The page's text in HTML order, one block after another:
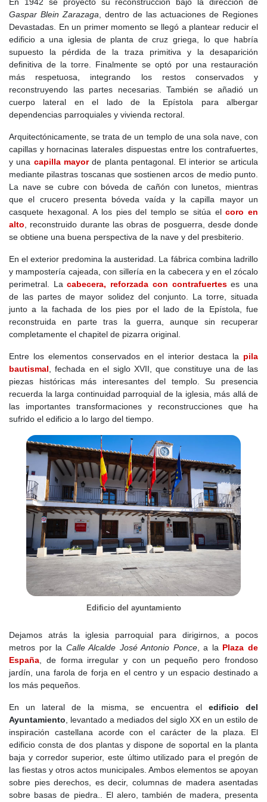
El castillo de Puñonrostro, construcción más emblemática del
municipio, se convirtió en el centro de poder señorial y en torno a
él se fue desarrollando el núcleo urbano. La población debió de
crecer de forma irregular, con calles poco trazadas, manzanas
desiguales y viviendas vinculadas a la actividad agrícola.
En el Siglo XVI, Torrejón de Velasco continuó perteneciendo a la
casa de Puñonrostro. La villa seguía sometida a un régimen
señorial en el que el conde conservaba importantes derechos de
gobierno, justicia y rentas.
Al comenzar la centuria, Torrejón volvió a verse envuelto en
conflictos militares, esta vez durante la revuelta de las
Comunidades. La villa permaneció fiel a Carlos V, lo que provocó
el ataque de los comuneros. En 1521, vecinos de Illescas
incendiaron y saquearon Torrejón, aunque no lograron hacerse
con la fortaleza.
La fidelidad de los Arias Dávila al emperador fue recompensada
en 1523, cuando Carlos V concedió a Juan Arias Dávila el título
acogió un episodio de notable importancia: Carlos V y Francisco I
de Francia fueron hospedados allí con motivo de los encuentros
celebrados en Illescas para concertar el matrimonio del monarca
francés con Leonor, hermana del emperador. En la fortaleza,
Francisco I fue condecorado con el Toisón de Oro.
El castillo no solo tuvo funciones residenciales y representativas,
Pérez, secretario de Felipe II, y también Martín de Acuña,
acusado de irregularidades en una misión diplomática ante el
sultán de Estambul, que terminó siendo decapitado dentro de la
fortaleza.
Durante este siglo la economía de la villa siguió basada en la
continuaron siendo importantes los vínculos con los despoblados
de Pozuela y Palomero, cuyos términos y rentas estaban
relacionados con el señorío de Torrejón.
En elSiglo XVIIse mantuvo la dependencia de la casa de
Puñonrostro. La villa seguía bajo jurisdicción señorial y el castillo
continuó teniendo importancia política y carcelaria. En 1621 fue
encerrado en él el duque de Uceda, tras ser encarcelado por
orden de Felipe III.
La centuria fue también importante desde el punto de vista
religioso y patrimonial. En 1606 se fundó el convento de
Trinitarios Descalzos, promovido por los condes de Puñonrostro,
Francisco Arias de Bobadilla e Hipólita de Leyva y Cardona. El
convento se situó inicialmente en el paraje conocido como la
un lugar más elevado y menos húmedo, extramuros de la villa.
Este convento llegó a tener gran relevancia. Contaba con iglesia
dedicada a San Juan Evangelista, dependencias monásticas,
celdas para numerosos religiosos, biblioteca, refectorio, sala
agua. Bajo la capilla mayor se encontraba el panteón de los
condes de Puñonrostro. Con el tiempo, sin embargo, el edificio
entraría en decadencia.
También pertenece en gran parte a este siglo la iglesia parroquial
de San Esteban, de la que fue aneja la iglesia de San Cristóbal
de Torrejón de la Calzada. Además, en el entorno del casco
existían varias ermitas, entre ellas la de la Veracruz, la de Santa
En 1942 se proyectó su reconstrucción bajo la dirección de
Gaspar Blein Zarazaga, dentro de las actuaciones de Regiones
Devastadas. En un primer momento se llegó a plantear reducir el
edificio a una iglesia de planta de cruz griega, lo que habría
supuesto la pérdida de la traza primitiva y la desaparición
definitiva de la torre. Finalmente se optó por una restauración
más respetuosa, integrando los restos conservados y
reconstruyendo las partes necesarias. También se añadió un
cuerpo lateral en el lado de la Epístola para albergar
dependencias parroquiales y vivienda rectoral.
Arquitectónicamente, se trata de un templo de una sola nave, con
capillas y hornacinas laterales dispuestas entre los contrafuertes,
y una capilla mayorde planta pentagonal. El interior se articula
mediante pilastras toscanas que sostienen arcos de medio punto.
La nave se cubre con bóveda de cañón con lunetos, mientras
que el crucero presenta bóveda vaída y la capilla mayor un
casquete hexagonal. A los pies del templo se sitúa elcoro en
alto, reconstruido durante las obras de posguerra, desde donde
se obtiene una buena perspectiva de la nave y del presbiterio.
En el exterior predomina la austeridad. La fábrica combina ladrillo
y mampostería cajeada, con sillería en la cabecera y en el zócalo
perimetral. Lacabecera, reforzada con contrafuerteses una
de las partes de mayor solidez del conjunto. La torre, situada
junto a la fachada de los pies por el lado de la Epístola, fue
reconstruida en parte tras la guerra, aunque sin recuperar
completamente el chapitel de pizarra original.
Entre los elementos conservados en el interior destaca la pila
bautismal, fechada en el siglo XVII, que constituye una de las
piezas históricas más interesantes del templo. Su presencia
recuerda la larga continuidad parroquial de la iglesia, más allá de
las importantes transformaciones y reconstrucciones que ha
sufrido el edificio a lo largo del tiempo.
Edificio del ayuntamiento
Dejamos atrás la iglesia parroquial para dirigirnos, a pocos
metros por la Calle Alcalde José Antonio Ponce, a la Plaza de
España, de forma irregular y con un pequeño pero frondoso
jardín, una farola de forja en el centro y un espacio destinado a
los más pequeños.
En un lateral de la misma, se encuentra el edificio del
Ayuntamiento, levantado a mediados del siglo XX en un estilo de
inspiración castellana acorde con el carácter de la plaza. El
edificio consta de dos plantas y dispone de soportal en la planta
baja y corredor superior, este último utilizado para el pregón de
las fiestas y otros actos municipales. Ambos elementos se apoyan
sobre pies derechos, es decir, columnas de madera asentadas
sobre basas de piedra.. El alero, también de madera, presenta